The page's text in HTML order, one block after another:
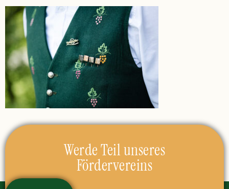
Werde Teil unseres
Fördervereins